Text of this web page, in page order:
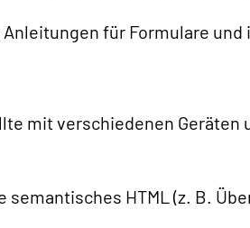
Anleitungen für Formulare
mit verschiedenen Geräten
semantisches HTML (z. B.